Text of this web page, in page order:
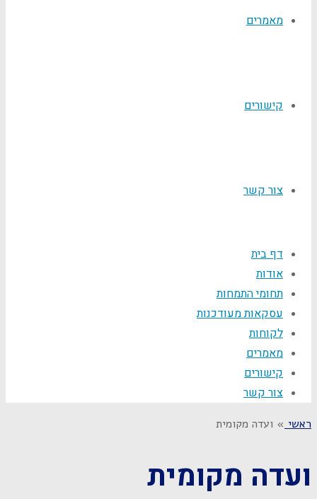
מאמרים
קישורים
צור קשר
דף בית
אודות
תחומי התמחות
עסקאות מעודכנות
לקוחות
מאמרים
קישורים
צור קשר
ראשי » ועדה מקומית
ועדה מקומית